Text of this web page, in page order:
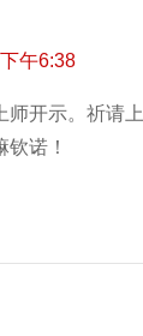
午6:38
师开示。祈请
诺！